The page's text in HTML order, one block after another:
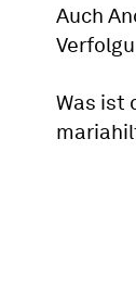
Auch
Was ist